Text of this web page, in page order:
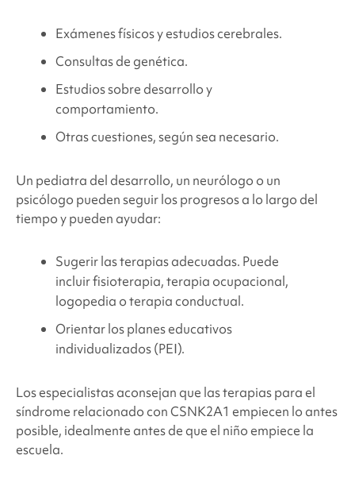
Exámenes físicos y estudios cerebrales.
Consultas de genética.
Estudios sobre desarrollo y
comportamiento.
Otras cuestiones, según sea necesario.
Un pediatra del desarrollo, un neurólogo o un
psicólogo pueden seguir los progresos a lo largo del
tiempo y pueden ayudar:
Sugerir las terapias adecuadas. Puede
incluir fisioterapia, terapia ocupacional,
logopedia o terapia conductual.
Orientar los planes educativos
individualizados (PEI).
Los especialistas aconsejan que las terapias para el
síndrome relacionado con CSNK2A1 empiecen lo antes
posible, idealmente antes de que el niño empiece la
escuela.